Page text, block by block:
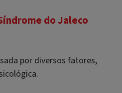
do Jaleco
por diversos fatores,